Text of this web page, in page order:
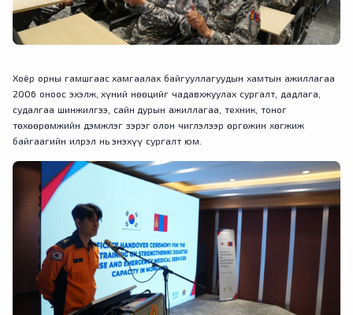
Хоёр орны гамшгаас хамгаалах байгууллагуудын хамтын ажиллагаа
2006 оноос эхэлж, хүний нөөцийг чадавхжуулах сургалт, дадлага,
судалгаа шинжилгээ, сайн дурын ажиллагаа, техник, тоног
төхөөрөмжийн дэмжлэг зэрэг олон чиглэлээр өргөжин хөгжиж
байгаагийн илрэл нь энэхүү сургалт юм.